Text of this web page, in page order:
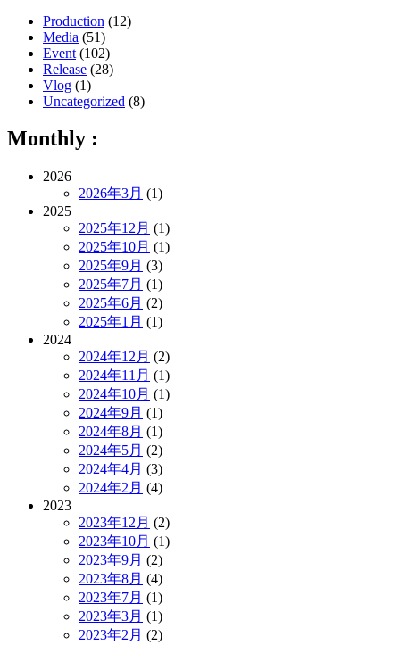
Production (12)
Media (51)
Event (102)
Release (28)
Vlog (1)
Uncategorized (8)
Monthly :
2026
2026年3月 (1)
2025
2025年12月 (1)
2025年10月 (1)
2025年9月 (3)
2025年7月 (1)
2025年6月 (2)
2025年1月 (1)
2024
2024年12月 (2)
2024年11月 (1)
2024年10月 (1)
2024年9月 (1)
2024年8月 (1)
2024年5月 (2)
2024年4月 (3)
2024年2月 (4)
2023
2023年12月 (2)
2023年10月 (1)
2023年9月 (2)
2023年8月 (4)
2023年7月 (1)
2023年3月 (1)
2023年2月 (2)